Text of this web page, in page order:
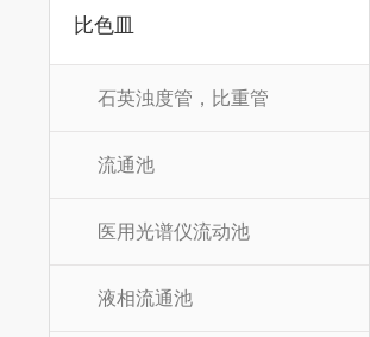
比色皿
石英浊度管，比重管
流通池
医用光谱仪流动池
液相流通池